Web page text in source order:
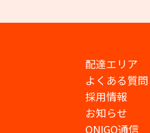
配達エリア
よくある質問
採用情報
お知らせ
ONIGO通信